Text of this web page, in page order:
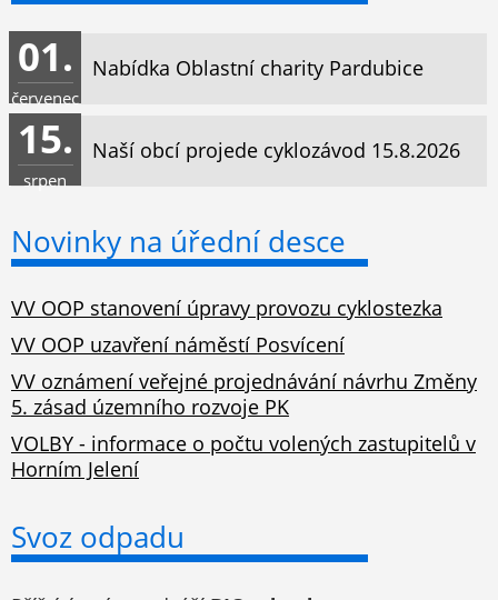
Nabídka Oblastní charity Pardubice
01.
červenec
Naší obcí projede cyklozávod 15.8.2026
15.
srpen
Novinky na úřední desce
VV OOP stanovení úpravy provozu cyklostezka
VV OOP uzavření náměstí Posvícení
VV oznámení veřejné projednávání návrhu Změny
5. zásad územního rozvoje PK
VOLBY - informace o počtu volených zastupitelů v
Horním Jelení
Svoz odpadu